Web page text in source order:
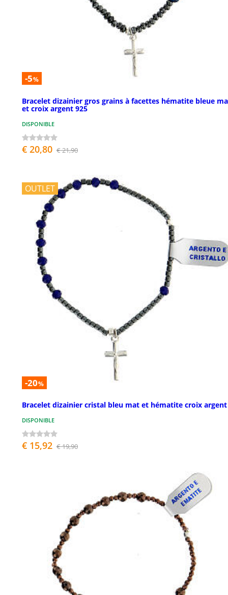
-5%
Bracelet dizainier gros grains à facettes hématite bleue
et croix argent 925
DISPONIBLE
€ 20,80 € 21,90
OUTLET
-20%
Bracelet dizainier cristal bleu mat et hématite croix argent
DISPONIBLE
€ 15,92 € 19,90